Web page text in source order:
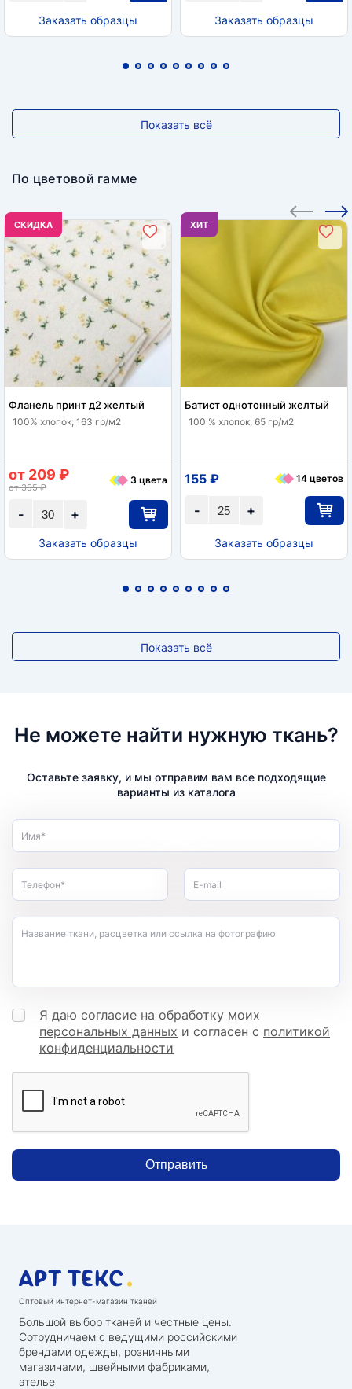
Заказать образцы Заказать образцы
Показать всё
По цветовой гамме
CКИДКА
Фланель принт д2 желтый
100% хлопок; 163 гр/м2
+
-
от 209 ₽
от 355 ₽
3 цвета
Заказать образцы
ХИТ
Батист однотонный желтый
100 % хлопок; 65 гр/м2
+
-
155 ₽ 14 цветов
Заказать образцы
Показать всё
Не можете найти нужную ткань?
Оставьте заявку, и мы отправим вам все подходящие
варианты из каталога
Имя*
Телефон* E-mail
Название ткани, расцветка или ссылка на фотографию
Я даю согласие на обработку моих
персональных данных и согласен с политикой
конфиденциальности
Отправить
Оптовый интернет-магазин тканей
Большой выбор тканей и честные цены.
Сотрудничаем с ведущими российскими
брендами одежды, розничными
магазинами, швейными фабриками,
ателье